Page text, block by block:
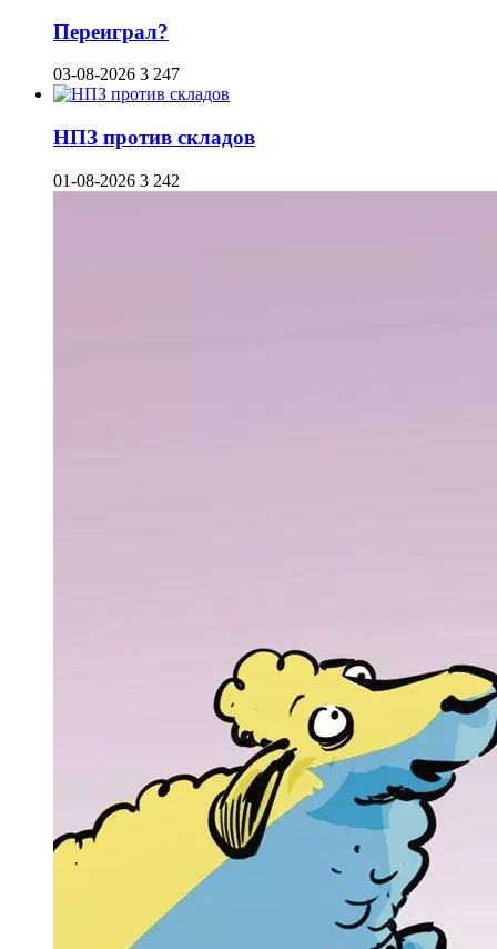
Переиграл?
03-08-2026 3 247
НПЗ против складов
01-08-2026 3 242